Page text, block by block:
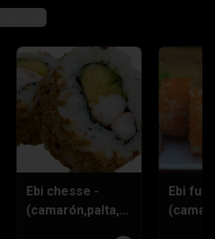
Ebi chesse -
(camarón,palta,q
Ebi